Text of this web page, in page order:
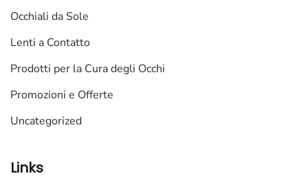
Occhiali da Sole
Lenti a Contatto
Prodotti per la Cura degli Occhi
Promozioni e Offerte
Uncategorized
Links